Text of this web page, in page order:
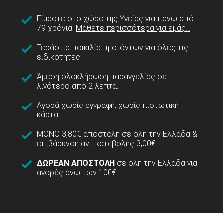
Είμαστε στο χώρο της Υγείας για πάνω από
79 χρόνια! Μάθετε περισσότερα για εμάς...
Τεράστια ποικιλία προϊόντων για όλες τις
ειδικότητες.
Άμεση ολοκλήρωση παραγγελίας σε
λιγότερο από 2 λεπτά.
Αγορά χωρίς εγγραφή, χωρίς πιστωτική
κάρτα.
ΜΟΝΟ 3,80€ αποστολή σε όλη την Ελλάδα &
επιβάρυνση αντικαταβολής 3,00€.
ΔΩΡΕΑΝ ΑΠΟΣΤΟΛΗ σε όλη την Ελλάδα για
αγορές άνω των 100€.